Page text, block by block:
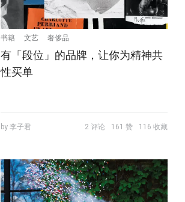
书籍 文艺 奢侈品
有「段位」的品牌，让你为精神共
性买单
by 李子君 2 评论 161 赞 116 收藏